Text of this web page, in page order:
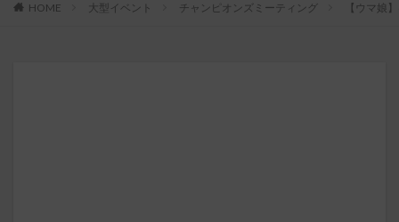
HOME 大型イベント チャンピオンズミーティング 【ウマ娘